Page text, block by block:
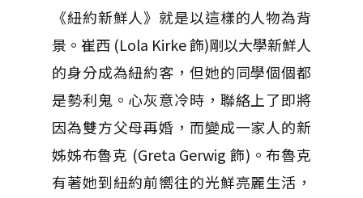
《紐約新鮮人》就是以這樣的人物為背
景。崔西 (Lola Kirke 飾)剛以大學新鮮人
的身分成為紐約客，但她的同學個個都
是勢利鬼。心灰意冷時，聯絡上了即將
因為雙方父母再婚，而變成一家人的新
姊姊布魯克 (Greta Gerwig 飾)。布魯克
有著她到紐約前嚮往的光鮮亮麗生活，